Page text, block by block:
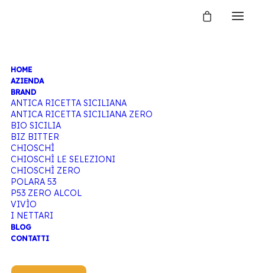
HOME
AZIENDA
BRAND
ANTICA RICETTA SICILIANA
ANTICA RICETTA SICILIANA ZERO
BIO SICILIA
BIZ BITTER
CHIOSCHÌ
CHIOSCHÌ LE SELEZIONI
CHIOSCHÌ ZERO
POLARA 53
P53 ZERO ALCOL
VIVÌO
I NETTARI
BLOG
CONTATTI
ANTICA
RICETTA
SICILIANA
Articoli taggati “Antica ricetta siciliana”